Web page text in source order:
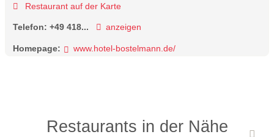
Restaurant auf der Karte
Telefon: +49 418... anzeigen
Homepage: www.hotel-bostelmann.de/
Restaurants in der Nähe